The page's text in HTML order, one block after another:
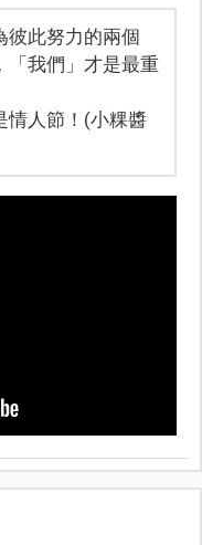
彼此努力的兩個
「我們」才是最重
情人節！(小粿醬